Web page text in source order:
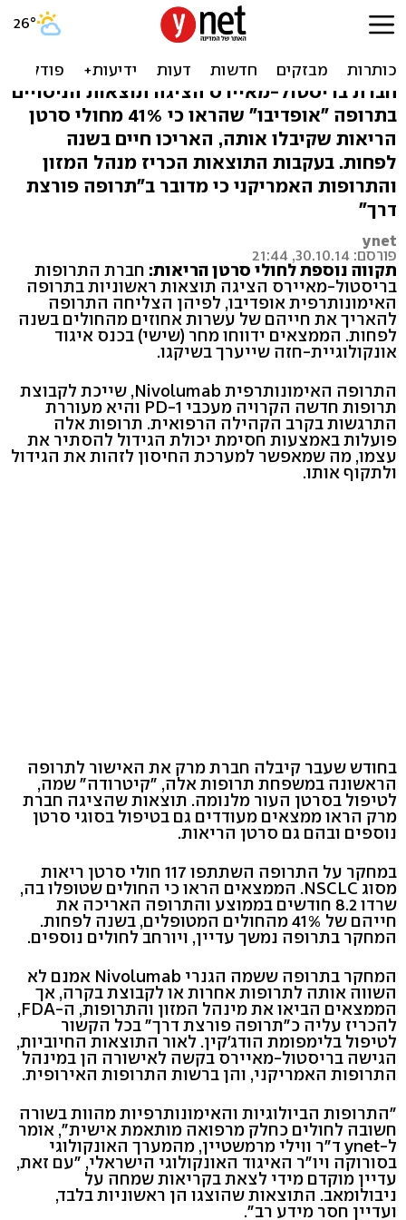
מחקר: תוצאות מעודדות
לתרופה לסרטן הריאות
חברת בריסטול-מאיירס הציגה תוצאות הניסויים
בתרופה "אופדיבו" שהראו כי 41% מחולי סרטן
הריאות שקיבלו אותה, האריכו חיים בשנה
לפחות. בעקבות התוצאות הכריז מנהל המזון
והתרופות האמריקני כי מדובר ב"תרופה פורצת
דרך"
ynet
פורסם: 30.10.14, 21:44
תקווה נוספת לחולי סרטן הריאות: חברת התרופות
בריסטול-מאיירס הציגה תוצאות ראשוניות בתרופה
האימונותרפית אופדיבו, לפיהן הצליחה התרופה
להאריך את חייהם של עשרות אחוזים מהחולים בשנה
לפחות. הממצאים ידווחו מחר (שישי) בכנס איגוד
אונקולוגיית-חזה שייערך בשיקגו.
התרופה האימונותרפית Nivolumab, שייכת לקבוצת
תרופות חדשה הקרויה מעכבי PD-1 והיא מעוררת
התרגשות בקרב הקהילה הרפואית. תרופות אלה
פועלות באמצעות חסימת יכולת הגידול להסתיר את
עצמו, מה שמאפשר למערכת החיסון לזהות את הגידול
ולתקוף אותו.
בחודש שעבר קיבלה חברת מרק את האישור לתרופה
הראשונה במשפחת תרופות אלה, "קיטרודה" שמה,
לטיפול בסרטן העור מלנומה. תוצאות שהציגה חברת
מרק הראו ממצאים מעודדים גם בטיפול בסוגי סרטן
נוספים ובהם גם סרטן הריאות.
במחקר על התרופה השתתפו 117 חולי סרטן ריאות
מסוג NSCLC. הממצאים הראו כי החולים שטופלו בה,
שרדו 8.2 חודשים בממוצע והתרופה האריכה את
חייהם של 41% מהחולים המטופלים, בשנה לפחות.
המחקר בתרופה נמשך עדיין, ויורחב לחולים נוספים.
המחקר בתרופה ששמה הגנרי Nivolumab אמנם לא
השווה אותה לתרופות אחרות או לקבוצת בקרה, אך
הממצאים הביאו את מינהל המזון והתרופות, ה-FDA,
להכריז עליה כ"תרופה פורצת דרך" בכל הקשור
לטיפול בלימפומת הודג'קין. לאור התוצאות החיוביות,
הגישה בריסטול-מאיירס בקשה לאישורה הן במינהל
התרופות האמריקני, והן ברשות התרופות האירופית.
"התרופות הביולוגיות והאימונותרפיות מהוות בשורה
חשובה לחולים כחלק מרפואה מותאמת אישית", אומר
ל-ynet ד"ר ווילי מרמשטיין, מהמערך האונקולוגי
בסורוקה ויו"ר האיגוד האונקולוגי הישראלי, "עם זאת,
עדיין מוקדם מידי לצאת בקריאות שמחה על
ניבולומאב. התוצאות שהוצגו הן ראשוניות בלבד,
ועדיין חסר מידע רב".